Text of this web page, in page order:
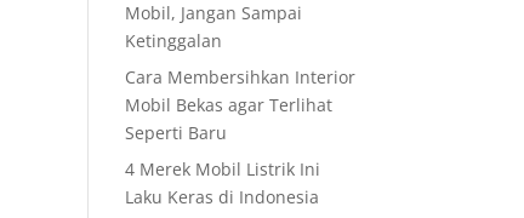
Mobil, Jangan Sampai
Ketinggalan
Cara Membersihkan Interior
Mobil Bekas agar Terlihat
Seperti Baru
4 Merek Mobil Listrik Ini
Laku Keras di Indonesia